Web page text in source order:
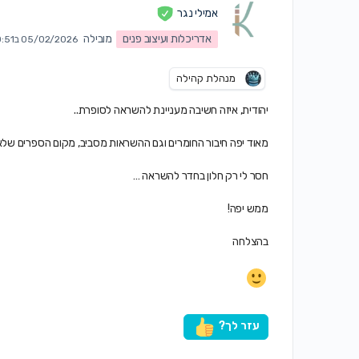
אמילי נגר
אדריכלות ועיצוב פנים
מובילה 05/02/2026 ב10:51 am
מנהלת קהילה
יהודית, איזה חשיבה מעניינת להשראה לסופרת..
מאוד יפה חיבור החומרים וגם ההשראות מסביב, מקום הספרים
חסר לי רק חלון בחדר להשראה …
ממש יפה!
בהצלחה
עזר לך?